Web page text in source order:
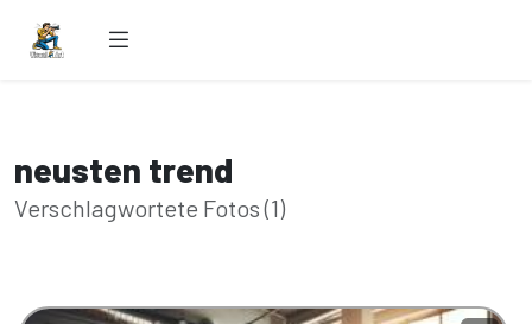
neusten trend
Verschlagwortete Fotos (1)